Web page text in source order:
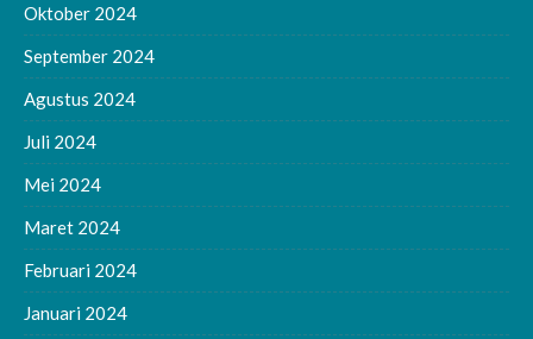
Oktober 2024
September 2024
Agustus 2024
Juli 2024
Mei 2024
Maret 2024
Februari 2024
Januari 2024